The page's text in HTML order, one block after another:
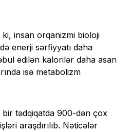
insan orqanizmi bioloji
enerji sərfiyyatı daha
edilən kalorilər daha asan
isə metabolizm
bir tədqiqatda 900-dən çox
araşdırılıb. Nəticələr